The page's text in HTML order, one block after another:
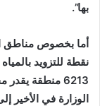
بها”.
نقطة للتزويد